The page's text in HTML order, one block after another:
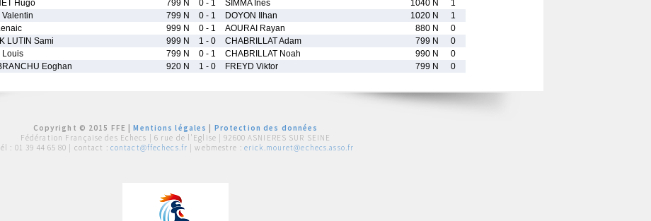
Hugo 799 N 0 - 1 SIMMA Ines 1040 N
1
Valentin 799 N 0 - 1 DOYON Ilhan 1020 N
1
999 N 0 - 1 AOURAI Rayan 880 N
0
LUTIN Sami 999 N 1 - 0 CHABRILLAT Adam 799 N
0
Louis 799 N 0 - 1 CHABRILLAT Noah 990 N
0
Eoghan 920 N 1 - 0 FREYD Viktor 799 N 0
Copyright © 2015 FFE |Mentions légales
Protection des données
Fédération Française des Echecs | 6 rue de l'Eglise | 92600 ASNIERES SUR SEINE
: 01 39 44 65 80 | contact : contact@ffechecs.fr | webmestre : erick.mouret@echecs.asso.fr